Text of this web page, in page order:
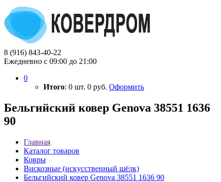
8 (916) 843-40-22
Ежедневно с 09:00 до 21:00
0
Итого: 0 шт. 0 руб. Оформить
Бельгийский ковер Genova 38551 1636
90
Главная
Каталог товаров
Ковры
Вискозные (искусственный шёлк)
Бельгийский ковер Genova 38551 1636 90